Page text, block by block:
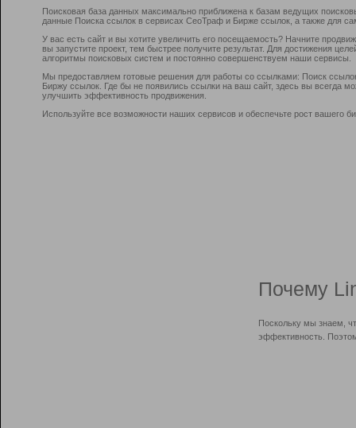
Поисковая база данных максимально приближена к базам ведущих
данные Поиска ссылок в сервисах СеоТраф и Бирже ссылок, а также для
У вас есть сайт и вы хотите увеличить его посещаемость? Начните
вы запустите проект, тем быстрее получите результат. Для достижения
алгоритмы поисковых систем и постоянно совершенствуем наши сервисы.
Мы предоставляем готовые решения для работы со ссылками: Поиск
Биржу ссылок. Где бы не появились ссылки на ваш сайт, здесь вы всегда
улучшить эффективность продвижения.
Используйте все возможности наших сервисов и обеспечьте рост вашего
Почему
Поскольку мы знаем,
эффективность.